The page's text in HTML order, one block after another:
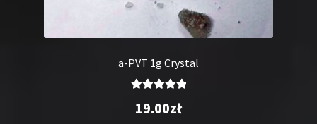
a-PVT 1g Crystal
5.00na 5
19.00zł